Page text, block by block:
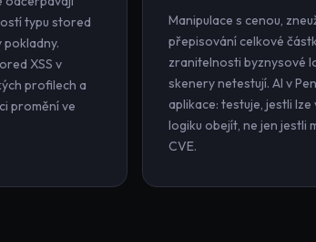
typu stored
pokladny.
XSS v
profilech a
promění ve
Manipulace s cenou,
přepisování celkové
zranitelnosti byznysové
skenery netestují. AI v
aplikace: testuje, jestli
logiku obejít, ne jen jestli
CVE.